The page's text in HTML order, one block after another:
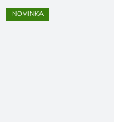
NOVINKA